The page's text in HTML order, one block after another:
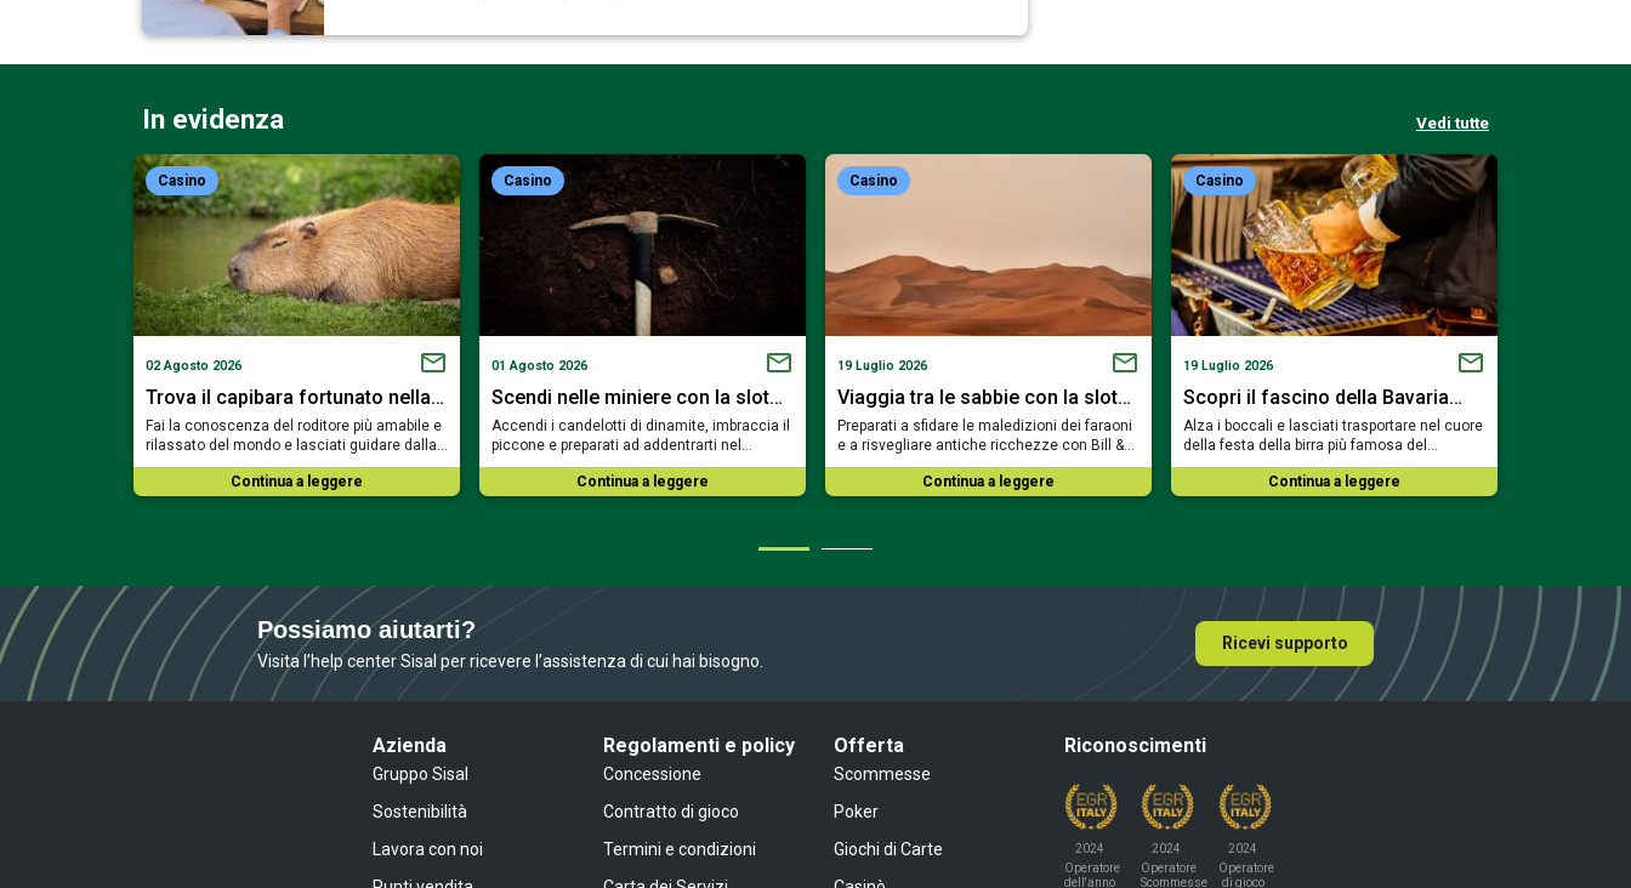
In evidenza Vedi tutte
Casino
02 Agosto 2026
Trova il capibara fortunato nella…
Fai la conoscenza del roditore più amabile e
rilassato del mondo e lasciati guidare dalla…
Continua a leggere
Casino
01 Agosto 2026
Scendi nelle miniere con la slot…
Accendi i candelotti di dinamite, imbraccia il
piccone e preparati ad addentrarti nel…
Continua a leggere
Casino
19 Luglio 2026
Viaggia tra le sabbie con la slot…
Preparati a sfidare le maledizioni dei faraoni
e a risvegliare antiche ricchezze con Bill &…
Continua a leggere
Casino
19 Luglio 2026
Scopri il fascino della Bavaria…
Alza i boccali e lasciati trasportare nel cuore
della festa della birra più famosa del…
Continua a leggere
Possiamo aiutarti?
Visita l’help center Sisal per ricevere l’assistenza di cui hai bisogno.
Ricevi supporto
Azienda
Gruppo Sisal
Sostenibilità
Lavora con noi
Regolamenti e policy
Concessione
Contratto di gioco
Termini e condizioni
Offerta
Scommesse
Poker
Giochi di Carte
Riconoscimenti
2024
Operatore
dell'anno
2024
Operatore
Scommesse
2024
Operatore
di gioco